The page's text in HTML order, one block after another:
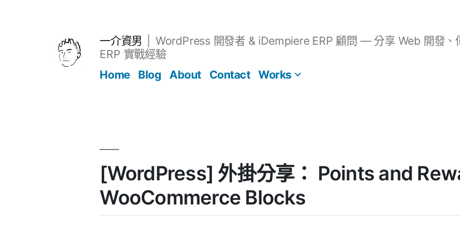
一介資男
WordPress 開發者 & iDempiere ERP 顧問 — 分享 Web 開發、
ERP 實戰經驗
Home
Blog About Contact Works
[WordPress] 外掛分享： Points and
WooCommerce Blocks